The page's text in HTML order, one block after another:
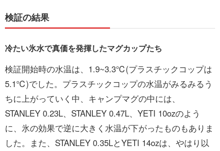
検証の結果
冷たい氷水で真価を発揮したマグカップたち
検証開始時の水温は、1.9~3.3℃(プラスチックコップは
5.1℃)でした。プラスチックコップの水温がみるみるう
ちに上がっていく中、キャンプマグの中には、
STANLEY 0.23L、STANLEY 0.47L、YETI 10ozのよう
に、氷の効果で逆に大きく水温が下がったものもありま
した。また、STANLEY 0.35LとYETI 14ozは、やはり以